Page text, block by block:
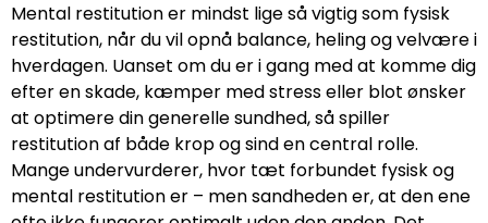
Mental restitution er mindst lige så vigtig som fysisk
restitution, når du vil opnå balance, heling og velvære i
hverdagen. Uanset om du er i gang med at komme dig
efter en skade, kæmper med stress eller blot ønsker
at optimere din generelle sundhed, så spiller
restitution af både krop og sind en central rolle.
Mange undervurderer, hvor tæt forbundet fysisk og
mental restitution er – men sandheden er, at den ene